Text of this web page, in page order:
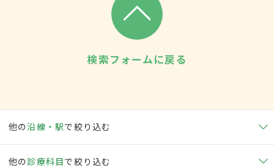
検索フォームに戻る
他の沿線・駅で絞り込む
他の 診療科目で絞り込む